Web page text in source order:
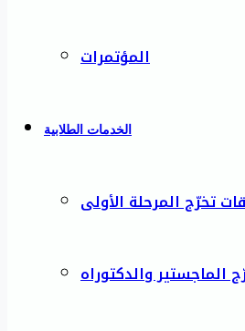
المؤتمرات
الخدمات الطلابية
تخرّج المرحلة الأولى
الماجستير والدكتوراه